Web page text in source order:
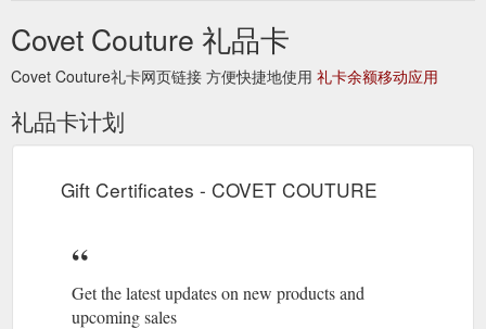
Covet Couture 礼品卡
Covet Couture礼卡网页链接 方便快捷地使用 礼卡余额移动应用
礼品卡计划
Gift Certificates - COVET COUTURE
Get the latest updates on new products and
upcoming sales